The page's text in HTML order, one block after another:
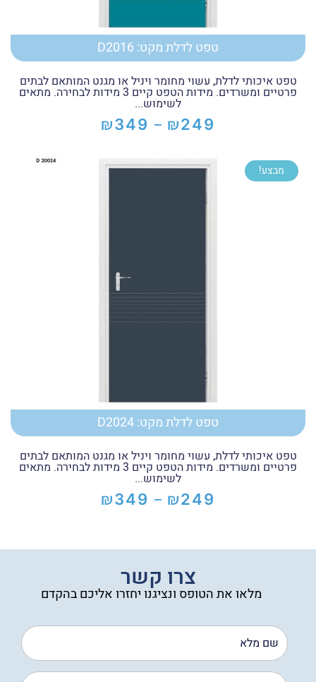
טפט לדלת מקט: D2016
טפט איכותי לדלת, עשוי מחומר ויניל או מגנט המותאם לבתים
פרטיים ומשרדים. מידות הטפט קיים 3 מידות לבחירה. מתאים
לשימוש...
₪249
–
₪349טווח
עד
מבצע!
טפט לדלת מקט: D2024
טפט איכותי לדלת, עשוי מחומר ויניל או מגנט המותאם לבתים
פרטיים ומשרדים. מידות הטפט קיים 3 מידות לבחירה. מתאים
לשימוש...
₪249
–
₪349טווח
עד
צרו קשר
מלאו את הטופס ונציגנו יחזרו אליכם בהקדם